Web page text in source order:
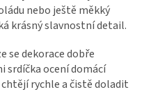
nebo ještě měkký
krásný slavnostní detail.
se dekorace dobře
srdíčka ocení domácí
rychle a čistě doladit